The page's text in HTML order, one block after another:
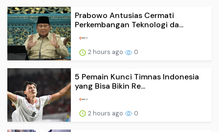
Prabowo Antusias Cermati
Perkembangan Teknologi da...
2 hours ago 0
5 Pemain Kunci Timnas Indonesia
yang Bisa Bikin Re...
2 hours ago 0